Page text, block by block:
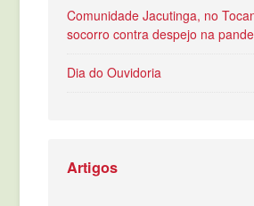
Comunidade Jacutinga, no
socorro contra despejo na
Dia do Ouvidoria
Artigos